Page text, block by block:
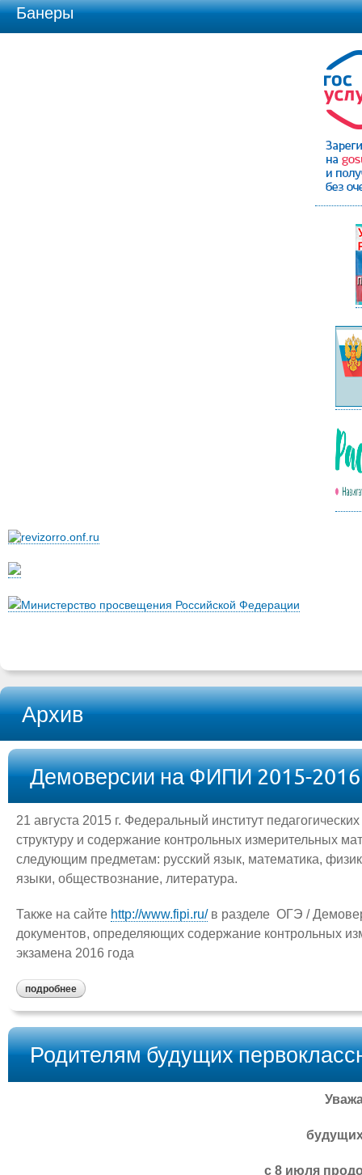
Банеры
Министерство просвещения Российской Федерации
Архив
Демоверсии на ФИПИ 2015-2016
21 августа 2015 г. Федеральный институт
структуру и содержание контрольных измерительных
следующим предметам: русский язык, математика,
языки, обществознание, литература.
Также на сайте http://www.fipi.ru/в разделе ОГЭ /
документов, определяющих содержание контрольных
экзамена 2016 года
подробнее
Родителям будущих
с 8 июля